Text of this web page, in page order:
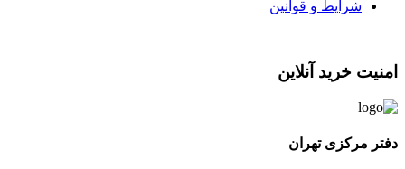
شرایط و قوانین
امنیت خرید آنلاین
دفتر مرکزی تهران